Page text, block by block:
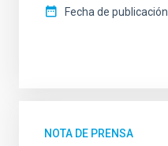
Fecha de publicación
NOTA DE PRENSA